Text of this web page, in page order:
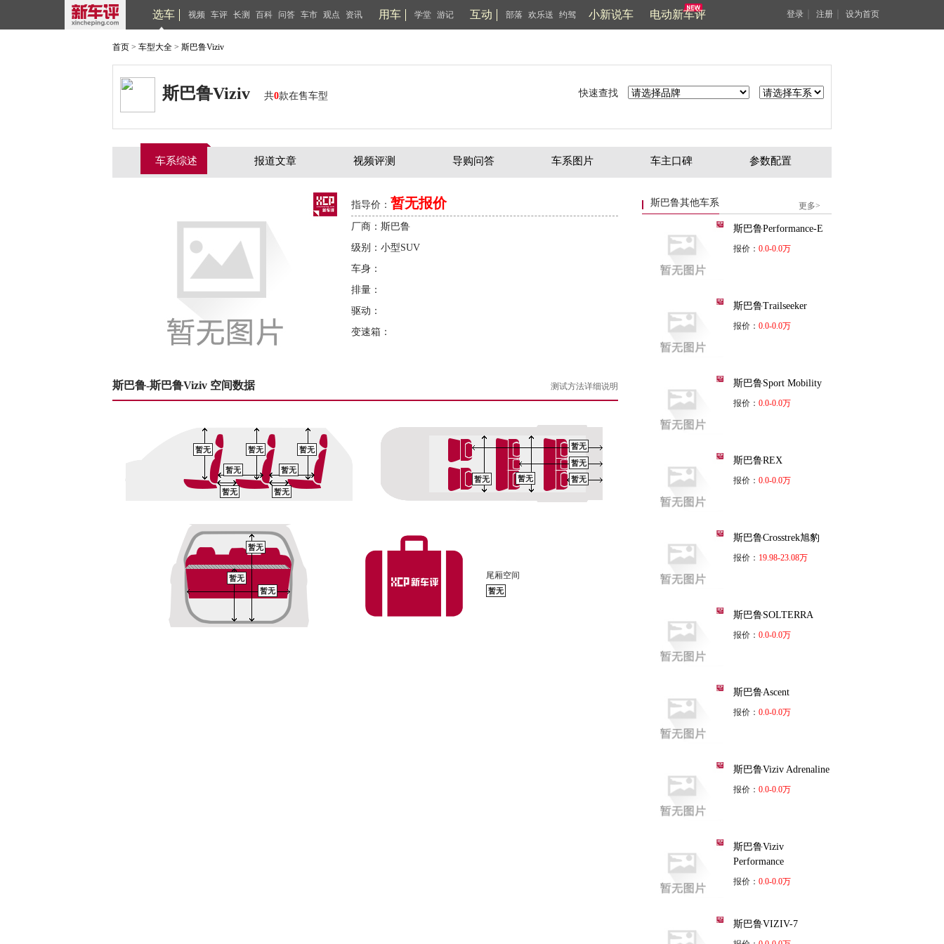
选车 视频 车评 长测 百科 问答 车市 观点 资讯 用车 学堂 游记 互动 部落 欢乐送 约驾 小新说车 电动新车评 登录 注册 设为首页
首页 > 车型大全 > 斯巴鲁Viziv
斯巴鲁Viziv 共0款在售车型 快速查找
车系综述 报道文章 视频评测 导购问答 车系图片 车主口碑 参数配置
指导价： 暂无报价
厂商：斯巴鲁
级别：小型SUV
车身：
排量：
驱动：
变速箱：
测试方法详细说明
斯巴鲁-斯巴鲁Viziv 空间数据
暂无 暂无 暂无
暂无
暂无 暂无
暂无
暂无
暂无
暂无
暂无
暂无
暂无
暂无
暂无
尾厢空间
暂无
斯巴鲁其他车系 更多>
斯巴鲁Performance-E
报价： 0.0-0.0万
斯巴鲁Trailseeker
报价： 0.0-0.0万
斯巴鲁Sport Mobility
报价： 0.0-0.0万
斯巴鲁REX
报价： 0.0-0.0万
斯巴鲁Crosstrek旭豹
报价： 19.98-23.08万
斯巴鲁SOLTERRA
报价： 0.0-0.0万
斯巴鲁Ascent
报价： 0.0-0.0万
斯巴鲁Viziv Adrenaline
报价： 0.0-0.0万
斯巴鲁Viziv
Performance
报价： 0.0-0.0万
斯巴鲁VIZIV-7